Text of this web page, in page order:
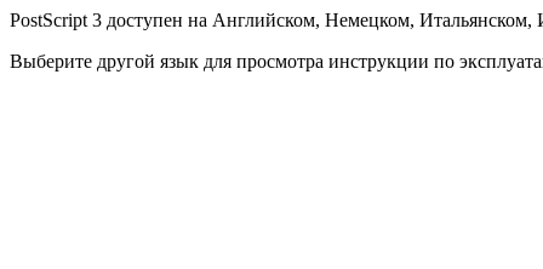
PostScript 3 доступен на Английском, Немецком,
Выберите другой язык для просмотра инструкции по